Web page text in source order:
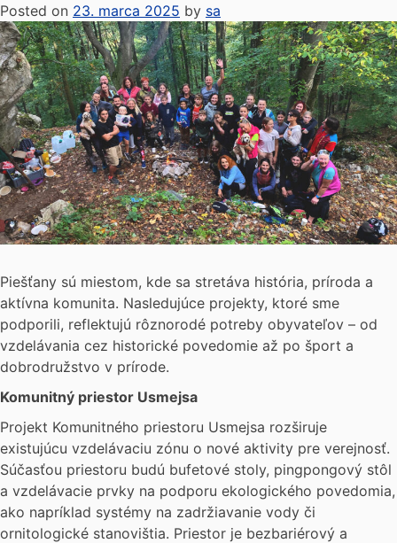
Posted on 23. marca 2025 by sa
Piešťany sú miestom, kde sa stretáva história, príroda a
aktívna komunita. Nasledujúce projekty, ktoré sme
podporili, reflektujú rôznorodé potreby obyvateľov – od
vzdelávania cez historické povedomie až po šport a
dobrodružstvo v prírode.
Komunitný priestor Usmejsa
Projekt Komunitného priestoru Usmejsa rozširuje
existujúcu vzdelávaciu zónu o nové aktivity pre verejnosť.
Súčasťou priestoru budú bufetové stoly, pingpongový stôl
a vzdelávacie prvky na podporu ekologického povedomia,
ako napríklad systémy na zadržiavanie vody či
ornitologické stanovištia. Priestor je bezbariérový a